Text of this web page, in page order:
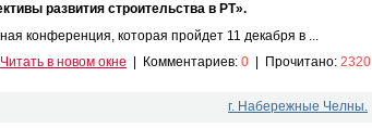
развития строительства в РТ».
конференция, которая пройдет 11 декабря в ...
Читать в новом окне Комментариев: 0 Прочитано: 2320
г. Набережные Челны.